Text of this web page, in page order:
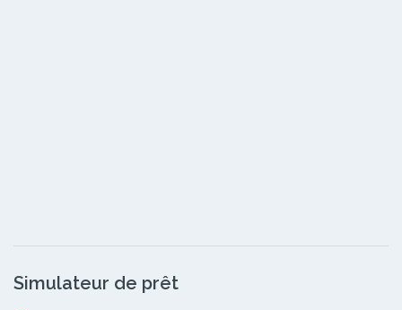
Simulateur de prêt